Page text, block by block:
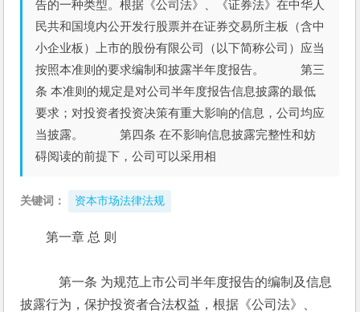
告的一种类型。根据《公司法》、《证券法》在中华人
民共和国境内公开发行股票并在证券交易所主板（含中
小企业板）上市的股份有限公司（以下简称公司）应当
按照本准则的要求编制和披露半年度报告。 第三
条 本准则的规定是对公司半年度报告信息披露的最低
要求；对投资者投资决策有重大影响的信息，公司均应
当披露。 第四条 在不影响信息披露完整性和妨
碍阅读的前提下，公司可以采用相
关键词： 资本市场法律法规
第一章 总 则
第一条 为规范上市公司半年度报告的编制及信息
披露行为，保护投资者合法权益，根据《公司法》、